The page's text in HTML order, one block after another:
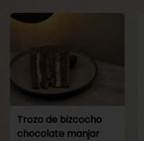
Trozo de bizcocho
chocolate manjar